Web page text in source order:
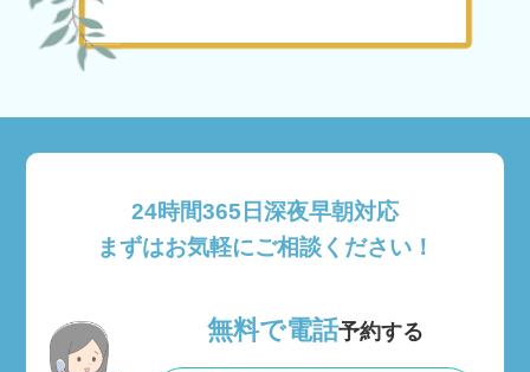
24時間365日深夜早朝対応
まずはお気軽にご相談ください！
無料で電話予約する